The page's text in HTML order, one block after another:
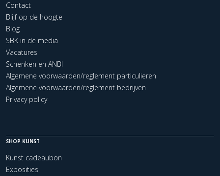
Contact
Blijf op de hoogte
Blog
SBK in de media
Vacatures
Schenken en ANBI
Algemene voorwaarden/reglement particulieren
Algemene voorwaarden/reglement bedrijven
Privacy policy
SHOP KUNST
Kunst cadeaubon
Exposities